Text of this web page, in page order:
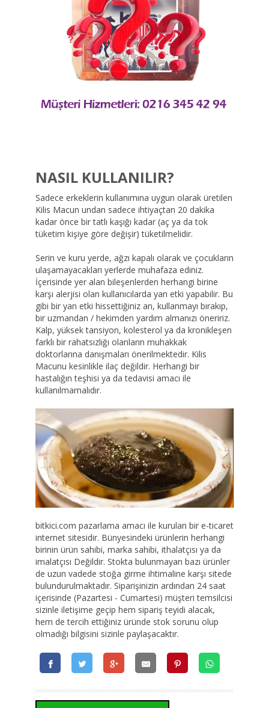
NASIL KULLANILIR?
Sadece erkeklerin kullanımına uygun olarak üretilen
Kilis Macun undan sadece ihtiyaçtan 20 dakika
kadar önce bir tatlı kaşığı kadar (aç ya da tok
tüketim kişiye göre değişir) tüketilmelidir.
Serin ve kuru yerde, ağzı kapalı olarak ve çocukların
ulaşamayacakları yerlerde muhafaza ediniz.
İçerisinde yer alan bileşenlerden herhangi birine
karşı alerjisi olan kullanıcılarda yan etki yapabilir. Bu
gibi bir yan etki hissettiğiniz an, kullanmayı bırakıp,
bir uzmandan / hekimden yardım almanızı öneririz.
Kalp, yüksek tansiyon, kolesterol ya da kronikleşen
farklı bir rahatsızlığı olanların muhakkak
doktorlarına danışmaları önerilmektedir. Kilis
Macunu kesinlikle ilaç değildir. Herhangi bir
hastalığın teşhisi ya da tedavisi amacı ile
kullanılmamalıdır.
bitkici.com pazarlama amacı ile kurulan bir e-ticaret
internet sitesidir. Bünyesindeki ürünlerin herhangi
birinin ürün sahibi, marka sahibi, ithalatçısı ya da
imalatçısı Değildir. Stokta bulunmayan bazı ürünler
de uzun vadede stoğa girme ihtimaline karşı sitede
bulundurulmaktadır. Siparişinizin ardından 24 saat
içerisinde (Pazartesi - Cumartesi) müşteri temsilcisi
sizinle iletişime geçip hem sipariş teyidi alacak,
hem de tercih ettiğiniz üründe stok sorunu olup
olmadığı bilgisini sizinle paylaşacaktır.